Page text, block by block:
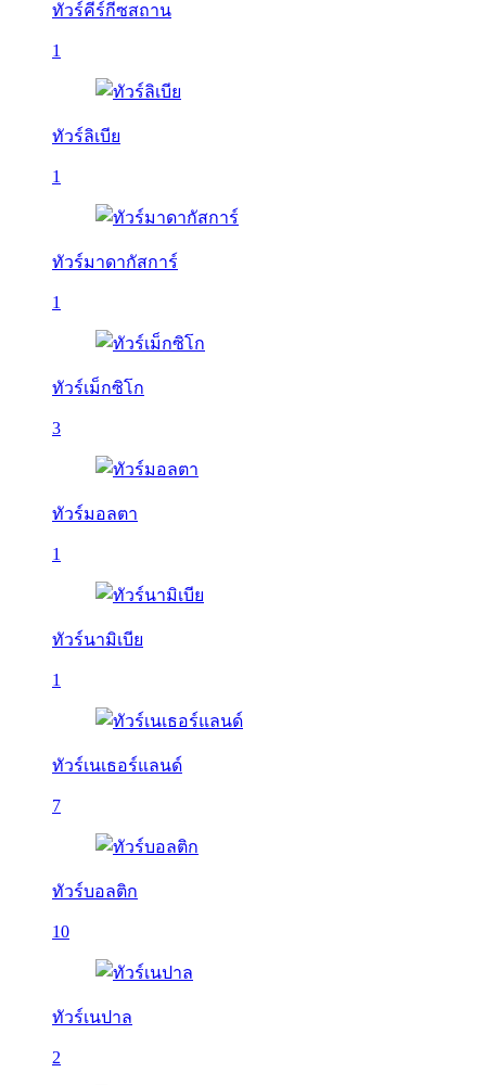
ทัวร์คีร์กีซสถาน
1
ทัวร์ลิเบีย
1
ทัวร์มาดากัสการ์
1
ทัวร์เม็กซิโก
3
ทัวร์มอลตา
1
ทัวร์นามิเบีย
1
ทัวร์เนเธอร์แลนด์
7
ทัวร์บอลติก
10
ทัวร์เนปาล
2